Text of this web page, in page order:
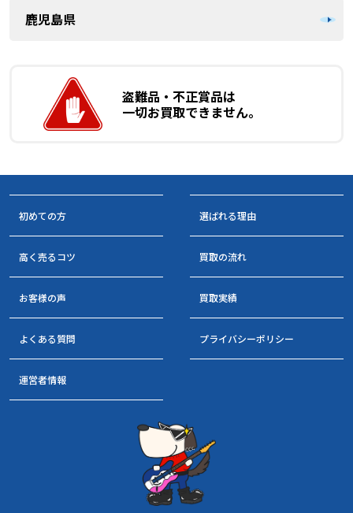
鹿児島県
盗難品・不正賞品は
一切お買取できません。
初めての方 選ばれる理由
高く売るコツ 買取の流れ
お客様の声 買取実績
よくある質問 プライバシーポリシー
運営者情報